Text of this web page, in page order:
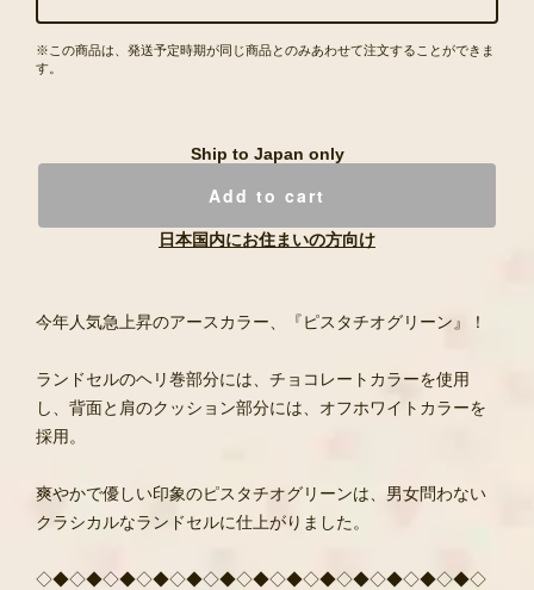
※この商品は、発送予定時期が同じ商品とのみあわせて注文することができま
す。
Ship to Japan only
Add to cart
日本国内にお住まいの方向け
今年人気急上昇のアースカラー、『ピスタチオグリーン』！
ランドセルのヘリ巻部分には、チョコレートカラーを使用
し、背面と肩のクッション部分には、オフホワイトカラーを
採用。
爽やかで優しい印象のピスタチオグリーンは、男女問わない
クラシカルなランドセルに仕上がりました。
◇◆◇◆◇◆◇◆◇◆◇◆◇◆◇◆◇◆◇◆◇◆◇◆◇◆◇